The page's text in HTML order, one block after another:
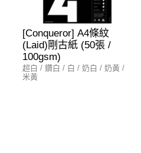
[Conqueror] A4條紋
(Laid)剛古紙 (50張 /
100gsm)
超白 / 鑽白 / 白 / 奶白 / 奶黃 /
米黃